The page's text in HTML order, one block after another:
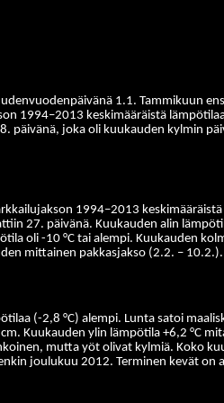
1.1. Tammikuun
1994–2013 keskimääräistä
päivänä, joka oli kuukauden kylmin
1994–2013
27. päivänä. Kuukauden alin
oli -10 °C tai alempi. Kuukauden
mittainen pakkasjakso (2.2. – 10.2.).
(-2,8 °C) alempi. Lunta satoi
Kuukauden ylin lämpötila +6,2 °C
mutta yöt olivat kylmiä. Koko
joulukuu 2012. Terminen kevät on